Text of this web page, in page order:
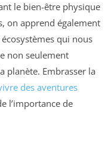
le bien-être physique
on apprend également
qui nous
non seulement
planète. Embrasser la
des aventures
l’importance de